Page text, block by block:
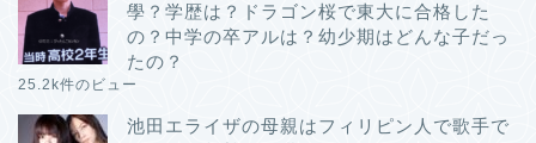
學？学歴は？ドラゴン桜で東大に合格した
の？中学の卒アルは？幼少期はどんな子だっ
たの？
25.2k件のビュー
池田エライザの母親はフィリピン人で歌手で